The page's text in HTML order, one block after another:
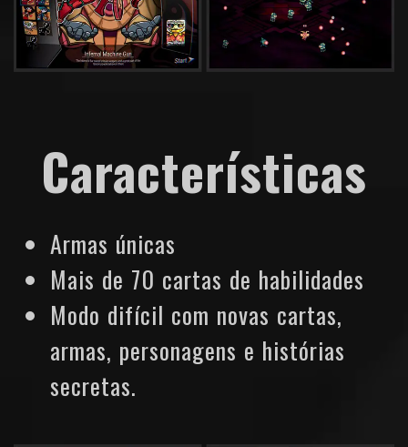
Características
Armas únicas
Mais de 70 cartas de habilidades
Modo difícil com novas cartas,
armas, personagens e histórias
secretas.